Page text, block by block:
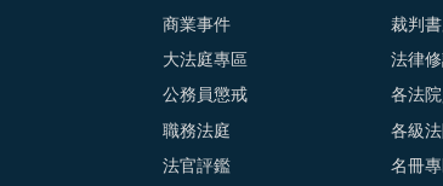
商業事件
大法庭專區
公務員懲戒
職務法庭
法官評鑑
裁判
法律
各法
各級
名冊